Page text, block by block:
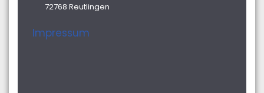
72768 Reutlingen
Impressum